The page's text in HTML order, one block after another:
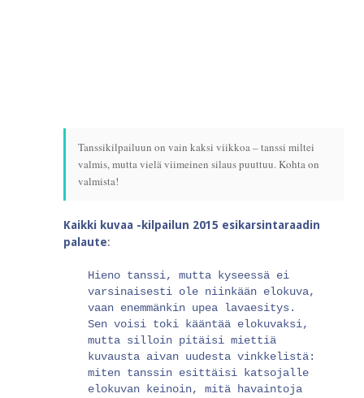
Tanssikilpailuun on vain kaksi viikkoa – tanssi miltei
valmis, mutta vielä viimeinen silaus puuttuu. Kohta on
valmista!
Kaikki kuvaa -kilpailun 2015 esikarsintaraadin
palaute:
Hieno tanssi, mutta kyseessä ei
varsinaisesti ole niinkään elokuva,
vaan enemmänkin upea lavaesitys.
Sen voisi toki kääntää elokuvaksi,
mutta silloin pitäisi miettiä
kuvausta aivan uudesta vinkkelistä:
miten tanssin esittäisi katsojalle
elokuvan keinoin, mitä havaintoja